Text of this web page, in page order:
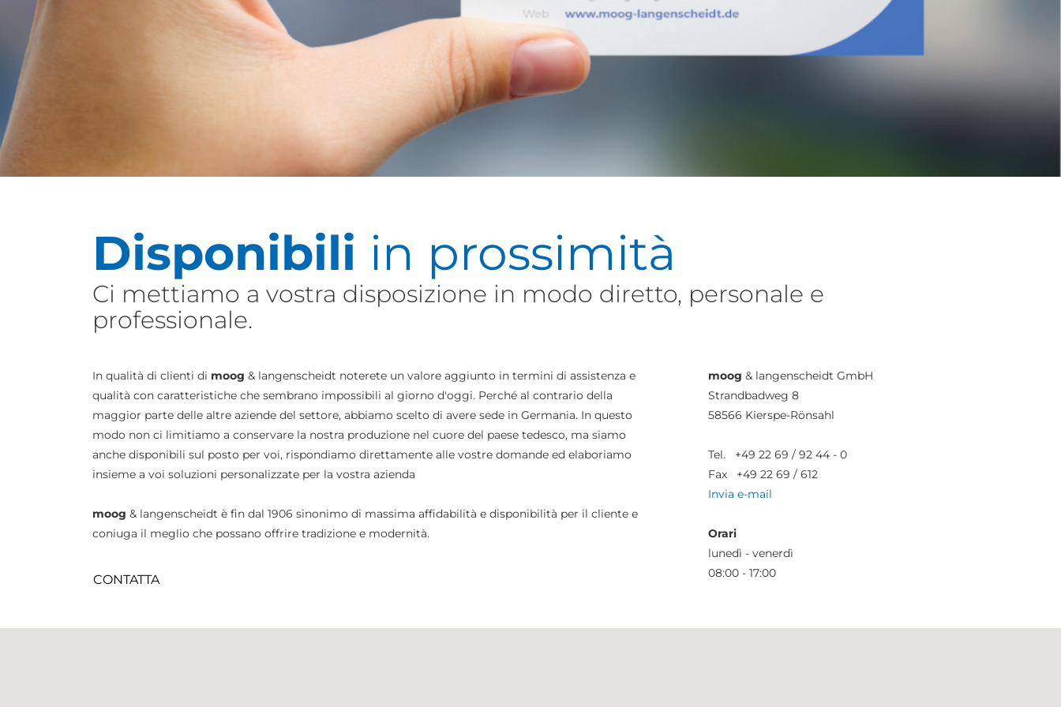
Disponibili in prossimità
Ci mettiamo a vostra disposizione in modo diretto, personale e
professionale.
In qualità di clienti di moog & langenscheidt noterete un valore aggiunto in termini di assistenza e
qualità con caratteristiche che sembrano impossibili al giorno d'oggi. Perché al contrario della
maggior parte delle altre aziende del settore, abbiamo scelto di avere sede in Germania. In questo
modo non ci limitiamo a conservare la nostra produzione nel cuore del paese tedesco, ma siamo
anche disponibili sul posto per voi, rispondiamo direttamente alle vostre domande ed elaboriamo
insieme a voi soluzioni personalizzate per la vostra azienda
moog & langenscheidt è fin dal 1906 sinonimo di massima affidabilità e disponibilità per il cliente e
coniuga il meglio che possano offrire tradizione e modernità.
CONTATTA
moog & langenscheidt GmbH
Strandbadweg 8
58566 Kierspe-Rönsahl
Tel. +49 22 69 / 92 44 - 0
Fax +49 22 69 / 612
Invia e-mail
Orari
lunedì - venerdì
08:00 - 17:00